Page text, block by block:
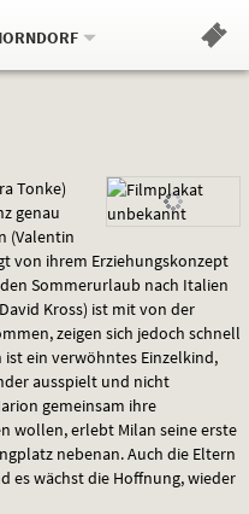
.
Tonke)
genau
(Valentin
von ihrem Erziehungskonzept
Sommerurlaub nach Italien
Kross) ist mit von der
zeigen sich jedoch schnell
ein verwöhntes Einzelkind,
ausspielt und nicht
gemeinsam ihre
wollen, erlebt Milan seine erste
nebenan. Auch die Eltern
es wächst die Hoffnung, wieder